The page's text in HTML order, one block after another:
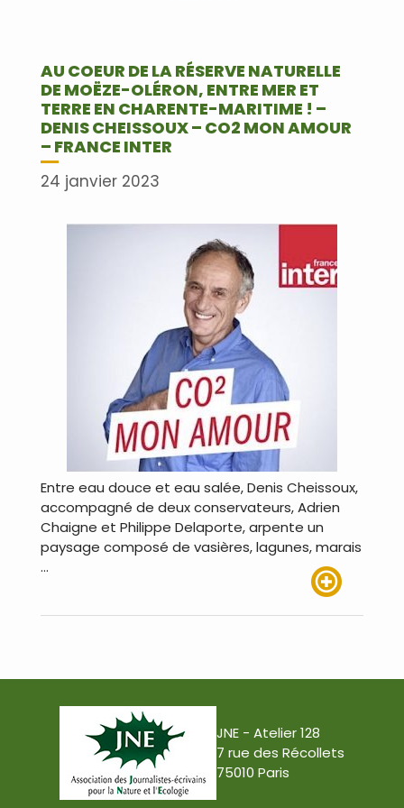
AU COEUR DE LA RÉSERVE NATURELLE
DE MOËZE-OLÉRON, ENTRE MER ET
TERRE EN CHARENTE-MARITIME ! –
DENIS CHEISSOUX – CO2 MON AMOUR
– FRANCE INTER
24 janvier 2023
Entre eau douce et eau salée, Denis Cheissoux,
accompagné de deux conservateurs, Adrien
Chaigne et Philippe Delaporte, arpente un
paysage composé de vasières, lagunes, marais
…
JNE - Atelier 128
7 rue des Récollets
75010 Paris